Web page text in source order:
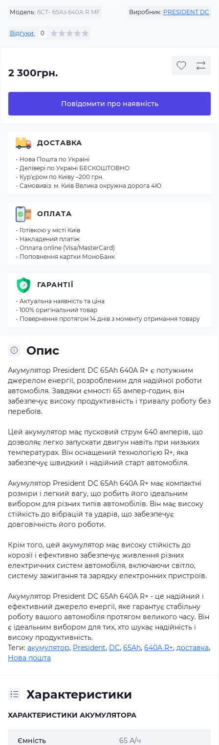
Модель: 6CT- 65Aз 640A R MF Виробник: PRESIDENT DC
Відгуки: 0
2 300грн.
Повідомити про наявність
Опис
Акумулятор President DC 65Ah 640A R+ є потужним
джерелом енергії, розробленим для надійної роботи
автомобіля. Завдяки ємності 65 ампер-годин, він
забезпечує високу продуктивність і тривалу роботу без
перебоїв.
Цей акумулятор має пусковий струм 640 амперів, що
дозволяє легко запускати двигун навіть при низьких
температурах. Він оснащений технологією R+, яка
забезпечує швидкий і надійний старт автомобіля.
Акумулятор President DC 65Ah 640A R+ має компактні
розміри і легкий вагу, що робить його ідеальним
вибором для різних типів автомобілів. Він має високу
стійкість до вібрацій та ударів, що забезпечує
довговічність його роботи.
Крім того, цей акумулятор має високу стійкість до
корозії і ефективно забезпечує живлення різних
електричних систем автомобіля, включаючи світло,
систему зажигання та зарядку електронних пристроїв.
Акумулятор President DC 65Ah 640A R+ - це надійний і
ефективний джерело енергії, яке гарантує стабільну
роботу вашого автомобіля протягом великого часу. Він
є ідеальним вибором для тих, хто шукає надійність і
високу продуктивність.
Теги: акумулятор, President, DC, 65Ah, 640A R+, доставка,
Нова пошта
Характеристики
ХАРАКТЕРИСТИКИ АКУМУЛЯТОРА
Ємність 65 А/ч
ДОСТАВКА
- Нова Пошта по Україні
- Делiверi по Україні БЕСКОШТОВНО
- Кур'єром по Киiву –200 грн.
- Самовивіз: м. Киiв Велика окружна дорога 4Ю
ОПЛАТА
- Готівкою у місті Киiв
- Накладений платіж
- Оплата online (Visa/MasterCard)
- Поповнення картки МоноБанк
ГАРАНТІЇ
- Актуальна наявність та ціна
- 100% оригінальний товар
- Повернення протягом 14 днів з моменту отримання товару